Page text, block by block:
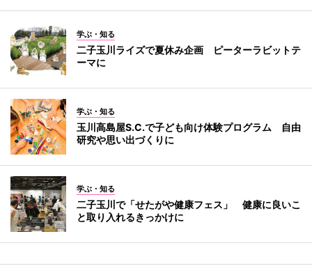
学ぶ・知る
二子玉川ライズで夏休み企画 ピーターラビットテ
ーマに
学ぶ・知る
玉川高島屋S.C.で子ども向け体験プログラム 自由
研究や思い出づくりに
学ぶ・知る
二子玉川で「せたがや健康フェス」 健康に良いこ
と取り入れるきっかけに